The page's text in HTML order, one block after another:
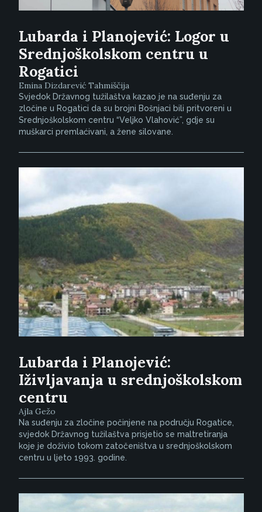
Lubarda i Planojević: Logor u
Srednjoškolskom centru u
Rogatici
Emina Dizdarević Tahmiščija
Svjedok Državnog tužilaštva kazao je na suđenju za
zločine u Rogatici da su brojni Bošnjaci bili pritvoreni u
Srednjoškolskom centru “Veljko Vlahović”, gdje su
muškarci premlaćivani, a žene silovane.
Lubarda i Planojević:
Iživljavanja u srednjoškolskom
centru
Ajla Gežo
Na suđenju za zločine počinjene na području Rogatice,
svjedok Državnog tužilaštva prisjetio se maltretiranja
koje je doživio tokom zatočeništva u srednjoškolskom
centru u ljeto 1993. godine.